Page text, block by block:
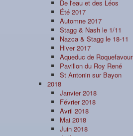
De l'eau et des Léos
Été 2017
Automne 2017
Stagg & Nash le 1/11
Nazca & Stagg le 18-11
Hiver 2017
Aqueduc de Roquefavour
Pavillon du Roy René
St Antonin sur Bayon
2018
Janvier 2018
Février 2018
Avril 2018
Mai 2018
Juin 2018